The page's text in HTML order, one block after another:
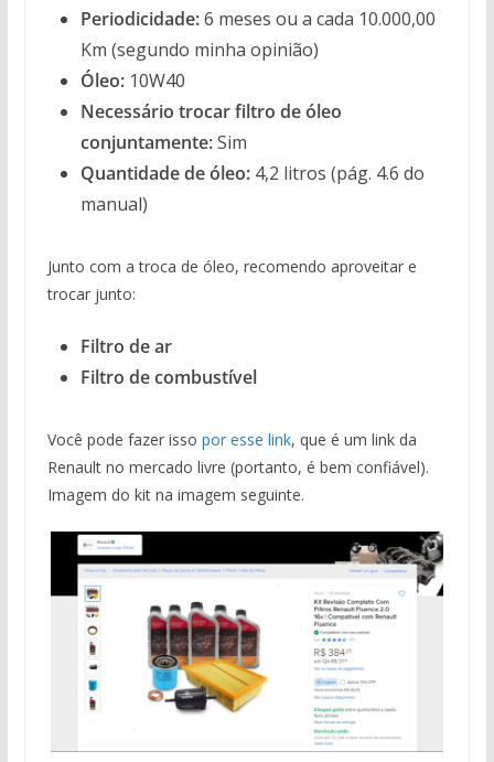
Periodicidade:6 meses ou a cada 10.000,00
Km (segundo minha opinião)
Óleo:10W40
Necessário trocar filtro de óleo
conjuntamente:Sim
Quantidade de óleo:4,2 litros (pág. 4.6 do
manual)
Junto com a troca de óleo, recomendo aproveitar e
trocar junto:
Filtro de ar
Filtro de combustível
Você pode fazer isso por esse link, que é um link da
Renault no mercado livre (portanto, é bem confiável).
Imagem do kit na imagem seguinte.